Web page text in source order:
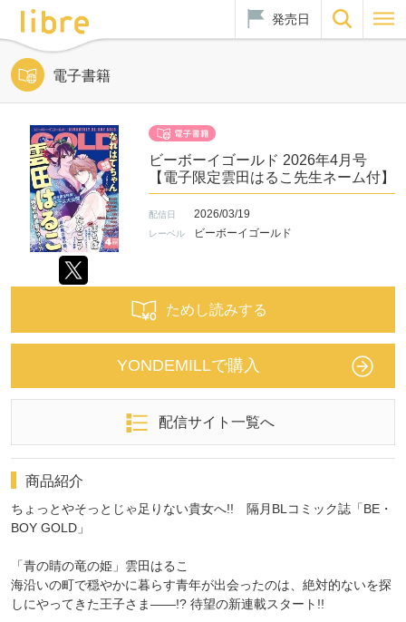
発売日
電子書籍
ビーボーイゴールド 2026年4月号
【電子限定雲田はるこ先生ネーム付】
配信日 2026/03/19
レーベル ビーボーイゴールド
ためし読みする
YONDEMILLで購入
配信サイト一覧へ
商品紹介
ちょっとやそっとじゃ足りない貴女へ!! 隔月BLコミック誌「BE・
BOY GOLD」
「青の睛の竜の姫」雲田はるこ
海沿いの町で穏やかに暮らす青年が出会ったのは、絶対的ないを探
しにやってきた王子さま――!? 待望の新連載スタート!!